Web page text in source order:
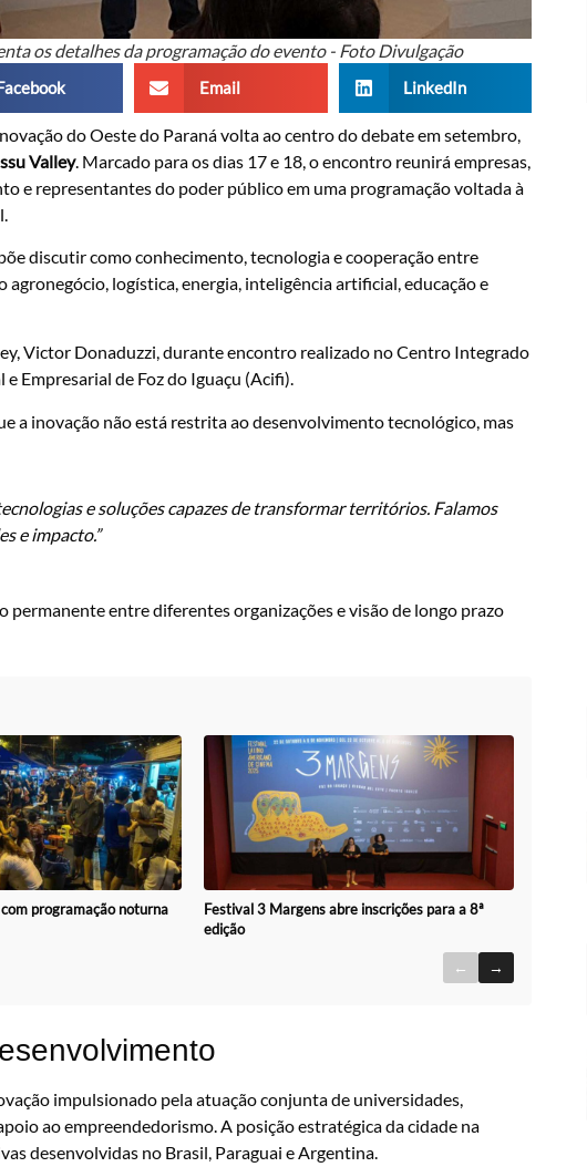
os detalhes da programação do evento - Foto Divulgação
Email LinkedIn
do Oeste do Paraná volta ao centro do debate em setembro,
Valley. Marcado para os dias 17 e 18, o encontro reunirá empresas,
e representantes do poder público em uma programação voltada à
discutir como conhecimento, tecnologia e cooperação entre
logística, energia, inteligência artificial, educação e
Victor Donaduzzi, durante encontro realizado no Centro Integrado
Empresarial de Foz do Iguaçu (Acifi).
a inovação não está restrita ao desenvolvimento tecnológico, mas
e soluções capazes de transformar territórios. Falamos
e impacto.”
permanente entre diferentes organizações e visão de longo prazo
programação noturna
Festival 3 Margens abre inscrições para a 8ª
edição
← →
impulsionado pela atuação conjunta de universidades,
ao empreendedorismo. A posição estratégica da cidade na
desenvolvidas no Brasil, Paraguai e Argentina.